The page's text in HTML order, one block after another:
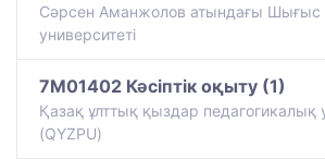
Сәрсен Аманжолов атындағы Шығыс
университеті
7M01402 Кәсіптік оқыту (1)
Қазақ ұлттық қыздар педагогикалық
(QYZPU)